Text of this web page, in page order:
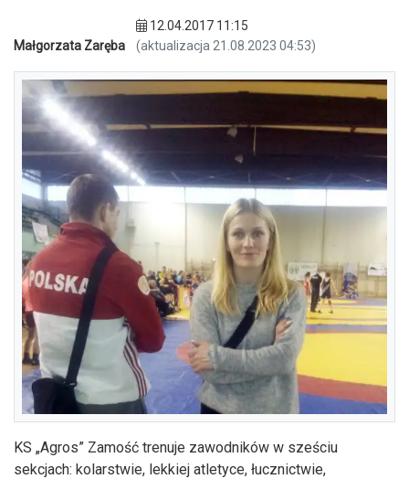
Małgorzata Zaręba
12.04.2017 11:15
(aktualizacja 21.08.2023 04:53)
KS „Agros” Zamość trenuje zawodników w sześciu
sekcjach: kolarstwie, lekkiej atletyce, łucznictwie,